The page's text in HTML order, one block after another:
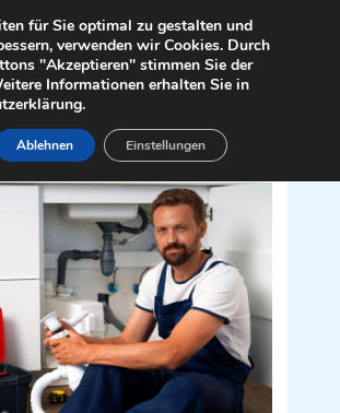
für Metnitz 8850
für Sie optimal zu gestalten und
verwenden wir Cookies. Durch
"Akzeptieren" stimmen Sie der
Informationen erhalten Sie in
Ablehnen Einstellungen